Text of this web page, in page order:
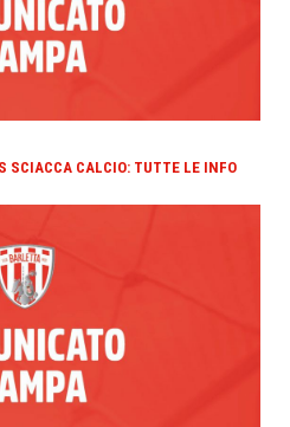
SCIACCA CALCIO: TUTTE LE INFO